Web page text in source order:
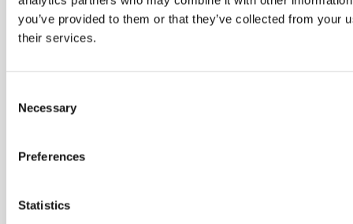
you’ve provided to them or that they’ve collected from your
their services.
Selection
Necessary
Preferences
Statistics
Indtast din E-